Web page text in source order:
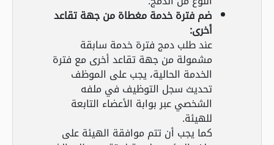
ضم فترة خدمة مغطاة من جهة تقاعد
أخرى:
عند طلب دمج فترة خدمة سابقة
مشمولة من جهة تقاعد أخرى مع فترة
الخدمة الحالية، يجب على الموظف
تحديث سجل التوظيف في ملفه
الشخصي عبر بوابة الأعضاء التابعة
للهيئة.
كما يجب أن تتم موافقة الهيئة على